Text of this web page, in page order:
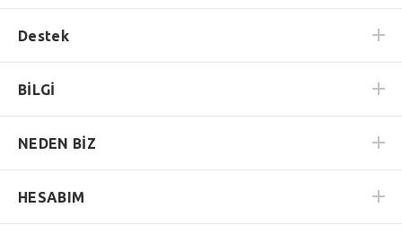
Destek
BİLGİ
NEDEN BİZ
HESABIM